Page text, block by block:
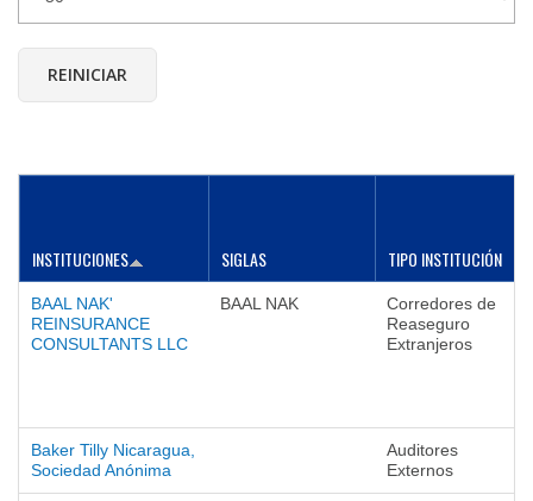
INSTITUCIONES SIGLAS TIPO INSTITUCIÓN
BAAL NAK'
REINSURANCE
CONSULTANTS LLC
BAAL NAK
Corredores de
Reaseguro
Extranjeros
Baker Tilly Nicaragua,
Sociedad Anónima
Auditores
Externos